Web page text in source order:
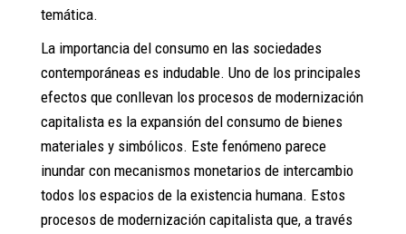
temática.
La importancia del consumo en las sociedades
contemporáneas es indudable. Uno de los principales
efectos que conllevan los procesos de modernización
capitalista es la expansión del consumo de bienes
materiales y simbólicos. Este fenómeno parece
inundar con mecanismos monetarios de intercambio
todos los espacios de la existencia humana. Estos
procesos de modernización capitalista que, a través